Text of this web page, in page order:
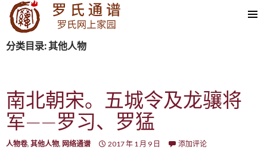
SKIP TO CONTENT
分类目录: 其他人物
南北朝宋。五城令及龙骧将
军——罗习、罗猛
人物卷, 其他人物, 网络通谱 2017 年 1 月 9 日 添加评论